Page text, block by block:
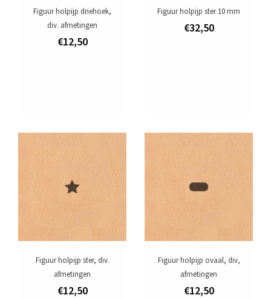
Figuur holpijp driehoek,
div. afmetingen
€12,50
Figuur holpijp ster 10 mm
€32,50
Figuur holpijp ster, div.
afmetingen
€12,50
Figuur holpijp ovaal, div,
afmetingen
€12,50